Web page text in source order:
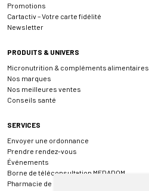
Promotions
Cartactiv – Votre carte fidélité
Newsletter
PRODUITS & UNIVERS
Micronutrition & compléments alimentaires
Nos marques
Nos meilleures ventes
Conseils santé
SERVICES
Envoyer une ordonnance
Prendre rendez-vous
Événements
Borne de téléconsultation MEDADOM
Pharmacie de garde